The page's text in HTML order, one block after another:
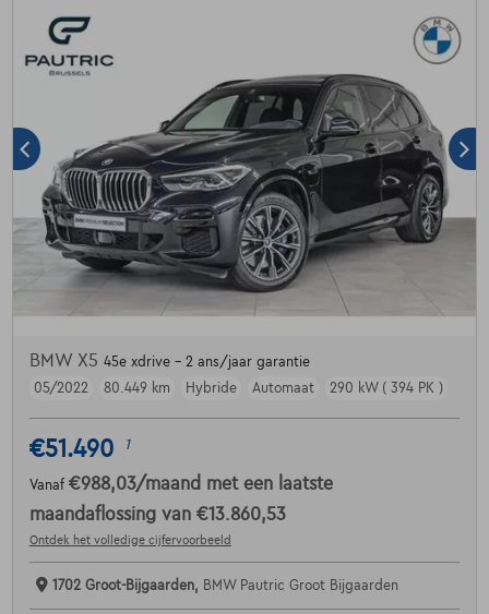
BMW X5 45e xdrive - 2 ans/jaar garantie
05/2022
80.449 km Hybride Automaat 290 kW ( 394 PK )
€51.490 1
Vanaf €988,03/maand met een laatste
maandaflossing van €13.860,53
Ontdek het volledige cijfervoorbeeld
1702 Groot-Bijgaarden, BMW Pautric Groot Bijgaarden